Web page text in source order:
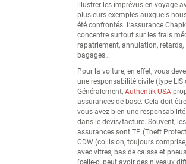
illustrer les imprévus en voyage
plusieurs exemples auxquels
été confrontés. L’assurance
concentre surtout sur les frais
rapatriement, annulation, retards,
bagages…
Pour la voiture, en effet, vous
une responsabilité civile (type LIS
Généralement, Authentik USA
assurances de base. Cela doit
vous avez bien une
dans le devis/facture. Souvent, les
assurances sont TP (Theft
CDW (collision, toujours
avec vitres, bas de caisse et